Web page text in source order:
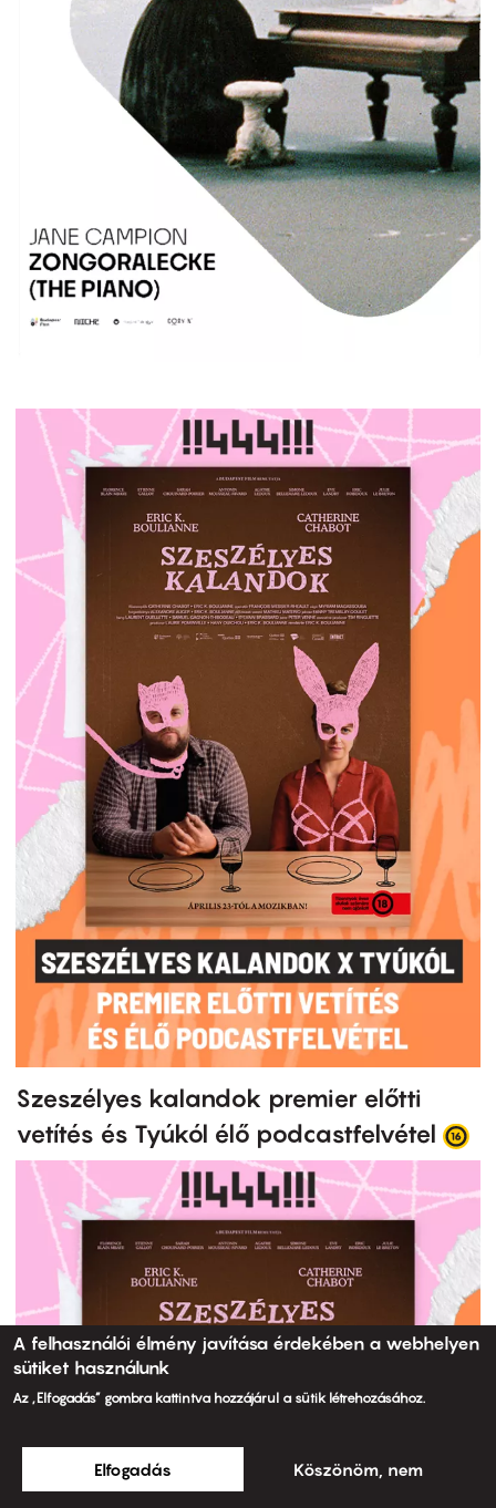
Szeszélyes kalandok premier előtti
vetítés és Tyúkól élő podcastfelvétel
A felhasználói élmény javítása érdekében a webhelyen
sütiket használunk
Az „Elfogadás” gombra kattintva hozzájárul a sütik létrehozásához.
Elfogadás Köszönöm, nem